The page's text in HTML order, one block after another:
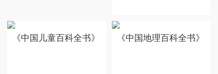
《中国儿童百科全书》 《中国地理百科全书》